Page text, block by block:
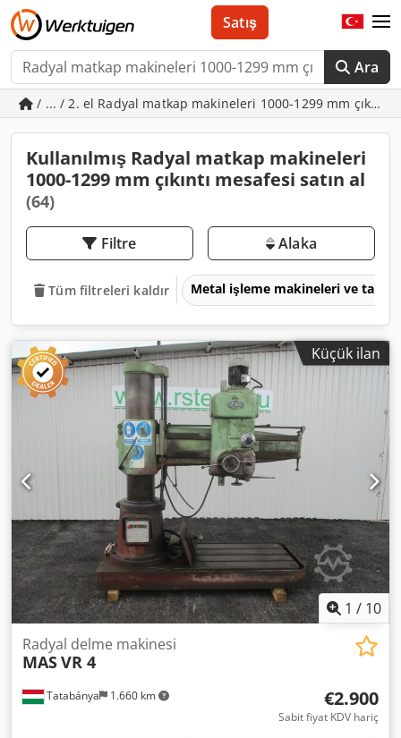
Ara
Satış
/ ... / 2. el Radyal matkap makineleri 1000-1299 mm çıkıntı
Kullanılmış Radyal matkap makineleri
1000-1299 mm çıkıntı mesafesi satın al
(64)
Filtre Alaka
Tüm filtreleri kaldır Metal işleme makineleri ve
Küçük ilan
1 / 10
Tatabánya 1.660 km
Radyal delme makinesi
MASVR 4
€2.900
Sabit fiyat KDV hariç